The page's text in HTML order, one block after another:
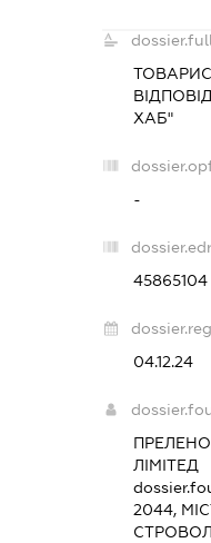
ХАБ"
-
45865104
04.12.24
ЛІМІТЕД
2044,